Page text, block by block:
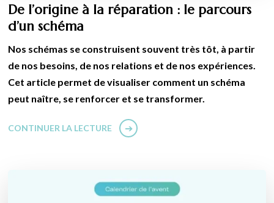
De l’origine à la réparation : le parcours
d’un schéma
Nos schémas se construisent souvent très tôt, à partir
de nos besoins, de nos relations et de nos expériences.
Cet article permet de visualiser comment un schéma
peut naître, se renforcer et se transformer.
CONTINUER LA LECTURE